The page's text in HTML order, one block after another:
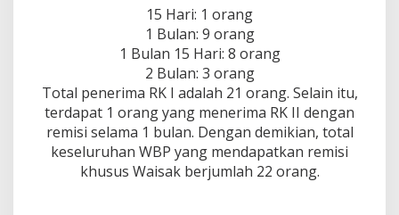
a
a
2
2
O
r
a
n
g
W
15 Hari: 1 orang
1 Bulan: 9 orang
1 Bulan 15 Hari: 8 orang
2 Bulan: 3 orang
Total penerima RK I adalah 21 orang. Selain itu,
terdapat 1 orang yang menerima RK II dengan
remisi selama 1 bulan. Dengan demikian, total
keseluruhan WBP yang mendapatkan remisi
khusus Waisak berjumlah 22 orang.